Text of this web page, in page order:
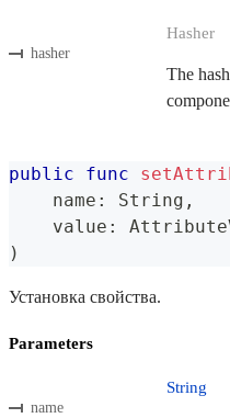
hasher
Hasher
The
public func
    name
: String ,
    value
:
)
Установка свойства.
Parameters
name
String